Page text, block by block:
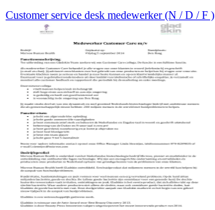
Customer service desk medewerker (N / D / F )